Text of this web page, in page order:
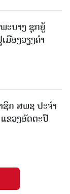
ະບາງ ຊຸກຍູ້
ມືອງວຽງຄໍາ
ຊິກ ສພຊ ປະຈຳ
ຂວງອັດຕະປື